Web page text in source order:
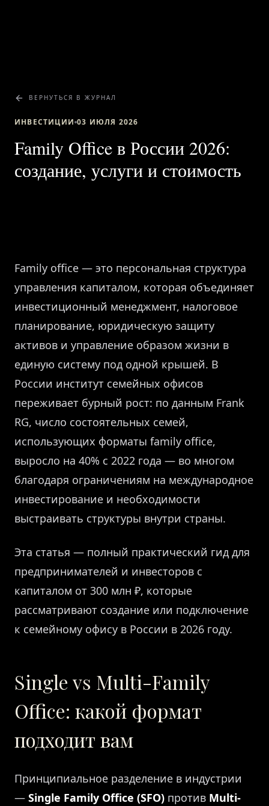
ВЕРНУТЬСЯ В ЖУРНАЛ
ИНВЕСТИЦИИ 03 ИЮЛЯ 2026
Family Office в России 2026:
создание, услуги и стоимость
Family office — это персональная структура
управления капиталом, которая объединяет
инвестиционный менеджмент, налоговое
планирование, юридическую защиту
активов и управление образом жизни в
единую систему под одной крышей. В
России институт семейных офисов
переживает бурный рост: по данным Frank
RG, число состоятельных семей,
использующих форматы family office,
выросло на 40% с 2022 года — во многом
благодаря ограничениям на международное
инвестирование и необходимости
выстраивать структуры внутри страны.
Эта статья — полный практический гид для
предпринимателей и инвесторов с
капиталом от 300 млн ₽, которые
рассматривают создание или подключение
к семейному офису в России в 2026 году.
Single vs Multi-Family
Office: какой формат
подходит вам
Принципиальное разделение в индустрии
— Single Family Office (SFO) против Multi-